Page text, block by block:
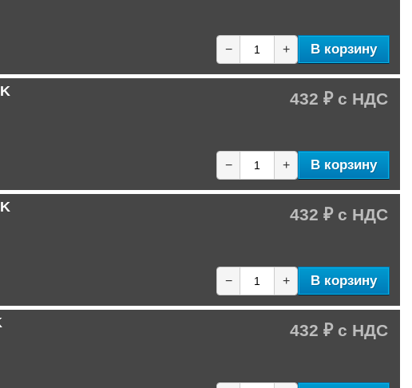
− + В корзину
432 ₽
− + В корзину
432 ₽
− + В корзину
432 ₽